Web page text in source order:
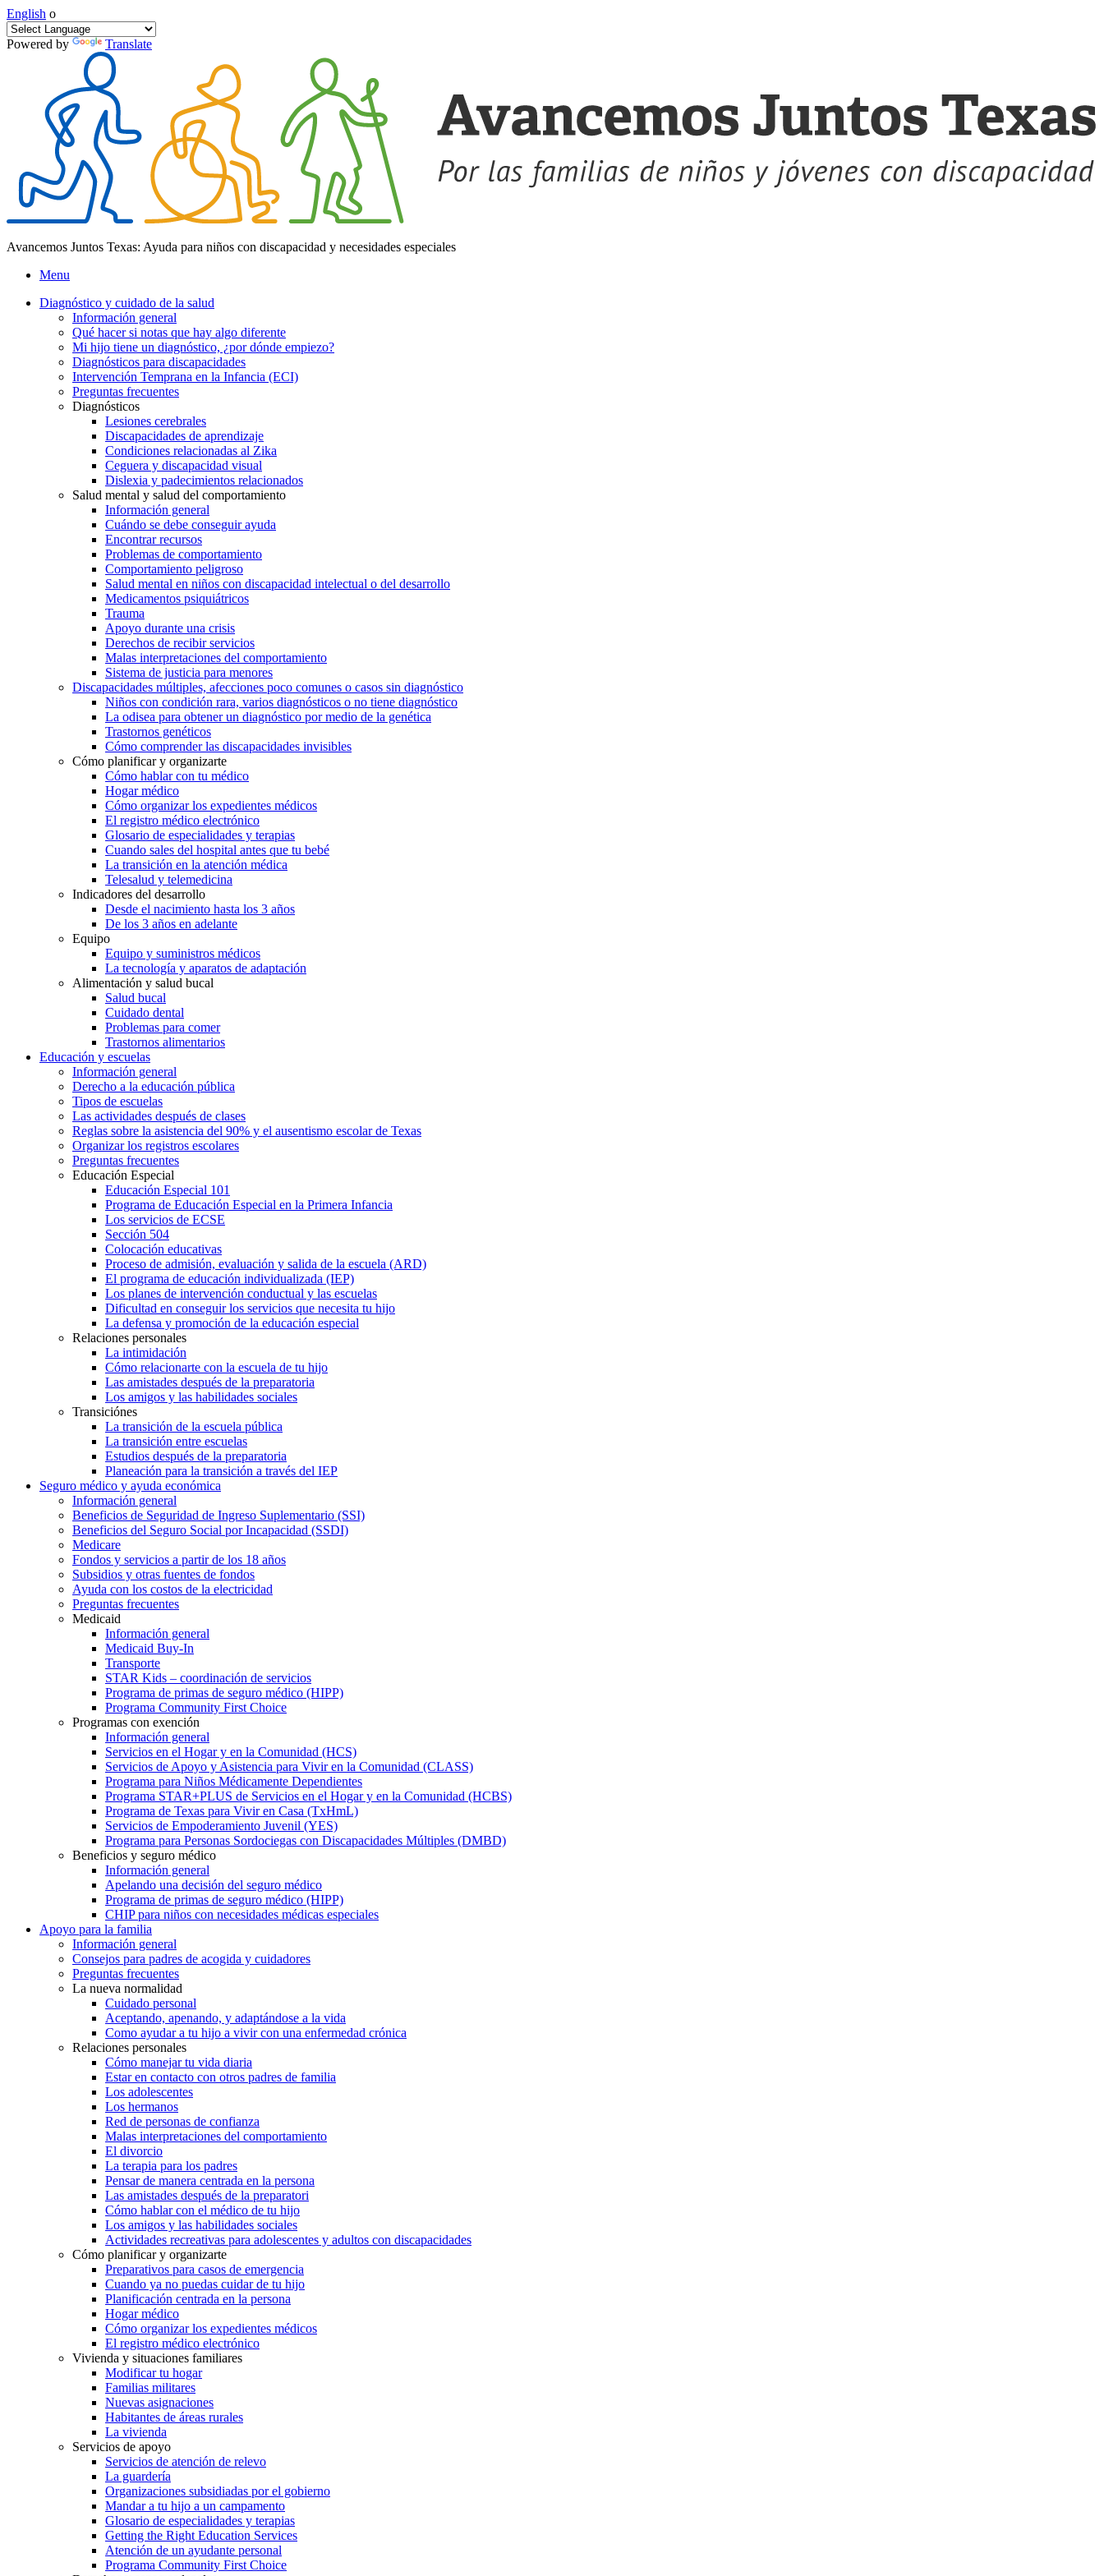
English o
Powered by Translate
Avancemos Juntos Texas: Ayuda para niños con discapacidad y necesidades especiales
Menu
Diagnóstico y cuidado de la salud
Información general
Qué hacer si notas que hay algo diferente
Mi hijo tiene un diagnóstico, ¿por dónde empiezo?
Diagnósticos para discapacidades
Intervención Temprana en la Infancia (ECI)
Preguntas frecuentes
Diagnósticos
Lesiones cerebrales
Discapacidades de aprendizaje
Condiciones relacionadas al Zika
Ceguera y discapacidad visual
Dislexia y padecimientos relacionados
Salud mental y salud del comportamiento
Información general
Cuándo se debe conseguir ayuda
Encontrar recursos
Problemas de comportamiento
Comportamiento peligroso
Salud mental en niños con discapacidad intelectual o del desarrollo
Medicamentos psiquiátricos
Trauma
Apoyo durante una crisis
Derechos de recibir servicios
Malas interpretaciones del comportamiento
Sistema de justicia para menores
Discapacidades múltiples, afecciones poco comunes o casos sin diagnóstico
Niños con condición rara, varios diagnósticos o no tiene diagnóstico
La odisea para obtener un diagnóstico por medio de la genética
Trastornos genéticos
Cómo comprender las discapacidades invisibles
Cómo planificar y organizarte
Cómo hablar con tu médico
Hogar médico
Cómo organizar los expedientes médicos
El registro médico electrónico
Glosario de especialidades y terapias
Cuando sales del hospital antes que tu bebé
La transición en la atención médica
Telesalud y telemedicina
Indicadores del desarrollo
Desde el nacimiento hasta los 3 años
De los 3 años en adelante
Equipo
Equipo y suministros médicos
La tecnología y aparatos de adaptación
Alimentación y salud bucal
Salud bucal
Cuidado dental
Problemas para comer
Trastornos alimentarios
Educación y escuelas
Información general
Derecho a la educación pública
Tipos de escuelas
Las actividades después de clases
Reglas sobre la asistencia del 90% y el ausentismo escolar de Texas
Organizar los registros escolares
Preguntas frecuentes
Educación Especial
Educación Especial 101
Programa de Educación Especial en la Primera Infancia
Los servicios de ECSE
Sección 504
Colocación educativas
Proceso de admisión, evaluación y salida de la escuela (ARD)
El programa de educación individualizada (IEP)
Los planes de intervención conductual y las escuelas
Dificultad en conseguir los servicios que necesita tu hijo
La defensa y promoción de la educación especial
Relaciones personales
La intimidación
Cómo relacionarte con la escuela de tu hijo
Las amistades después de la preparatoria
Los amigos y las habilidades sociales
Transiciónes
La transición de la escuela pública
La transición entre escuelas
Estudios después de la preparatoria
Planeación para la transición a través del IEP
Seguro médico y ayuda económica
Información general
Beneficios de Seguridad de Ingreso Suplementario (SSI)
Beneficios del Seguro Social por Incapacidad (SSDI)
Medicare
Fondos y servicios a partir de los 18 años
Subsidios y otras fuentes de fondos
Ayuda con los costos de la electricidad
Preguntas frecuentes
Medicaid
Información general
Medicaid Buy-In
Transporte
STAR Kids – coordinación de servicios
Programa de primas de seguro médico (HIPP)
Programa Community First Choice
Programas con exención
Información general
Servicios en el Hogar y en la Comunidad (HCS)
Servicios de Apoyo y Asistencia para Vivir en la Comunidad (CLASS)
Programa para Niños Médicamente Dependientes
Programa STAR+PLUS de Servicios en el Hogar y en la Comunidad (HCBS)
Programa de Texas para Vivir en Casa (TxHmL)
Servicios de Empoderamiento Juvenil (YES)
Programa para Personas Sordociegas con Discapacidades Múltiples (DMBD)
Beneficios y seguro médico
Información general
Apelando una decisión del seguro médico
Programa de primas de seguro médico (HIPP)
CHIP para niños con necesidades médicas especiales
Apoyo para la familia
Información general
Consejos para padres de acogida y cuidadores
Preguntas frecuentes
La nueva normalidad
Cuidado personal
Aceptando, apenando, y adaptándose a la vida
Como ayudar a tu hijo a vivir con una enfermedad crónica
Relaciones personales
Cómo manejar tu vida diaria
Estar en contacto con otros padres de familia
Los adolescentes
Los hermanos
Red de personas de confianza
Malas interpretaciones del comportamiento
El divorcio
La terapia para los padres
Pensar de manera centrada en la persona
Las amistades después de la preparatori
Cómo hablar con el médico de tu hijo
Los amigos y las habilidades sociales
Actividades recreativas para adolescentes y adultos con discapacidades
Cómo planificar y organizarte
Preparativos para casos de emergencia
Cuando ya no puedas cuidar de tu hijo
Planificación centrada en la persona
Hogar médico
Cómo organizar los expedientes médicos
El registro médico electrónico
Vivienda y situaciones familiares
Modificar tu hogar
Familias militares
Nuevas asignaciones
Habitantes de áreas rurales
La vivienda
Servicios de apoyo
Servicios de atención de relevo
La guardería
Organizaciones subsidiadas por el gobierno
Mandar a tu hijo a un campamento
Glosario de especialidades y terapias
Getting the Right Education Services
Atención de un ayudante personal
Programa Community First Choice